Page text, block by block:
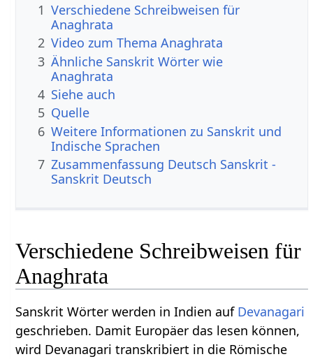
1 Verschiedene Schreibweisen für
Anaghrata
2 Video zum Thema Anaghrata
3 Ähnliche Sanskrit Wörter wie
Anaghrata
4 Siehe auch
5 Quelle
6 Weitere Informationen zu Sanskrit und
Indische Sprachen
7 Zusammenfassung Deutsch Sanskrit -
Sanskrit Deutsch
Verschiedene Schreibweisen für
Anaghrata
Sanskrit Wörter werden in Indien auf Devanagari
geschrieben. Damit Europäer das lesen können,
wird Devanagari transkribiert in die Römische